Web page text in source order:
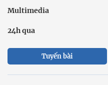
Multimedia
24h qua
Tuyến bài